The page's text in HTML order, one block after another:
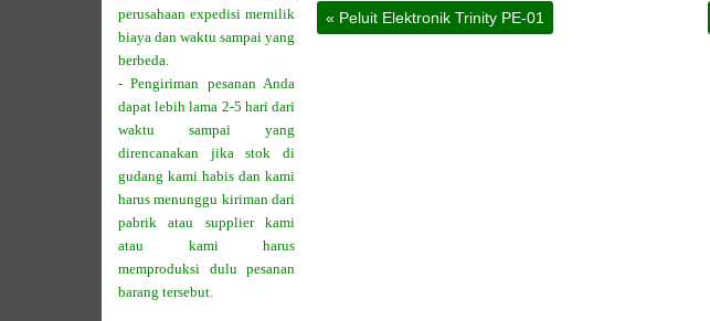
« Peluit Elektronik Trinity PE-01
perusahaan expedisi memilik
biaya dan waktu sampai yang
berbeda.
- Pengiriman pesanan Anda
dapat lebih lama 2-5 hari dari
waktu sampai yang
direncanakan jika stok di
gudang kami habis dan kami
harus menunggu kiriman dari
pabrik atau supplier kami
atau kami harus
memproduksi dulu pesanan
barang tersebut.